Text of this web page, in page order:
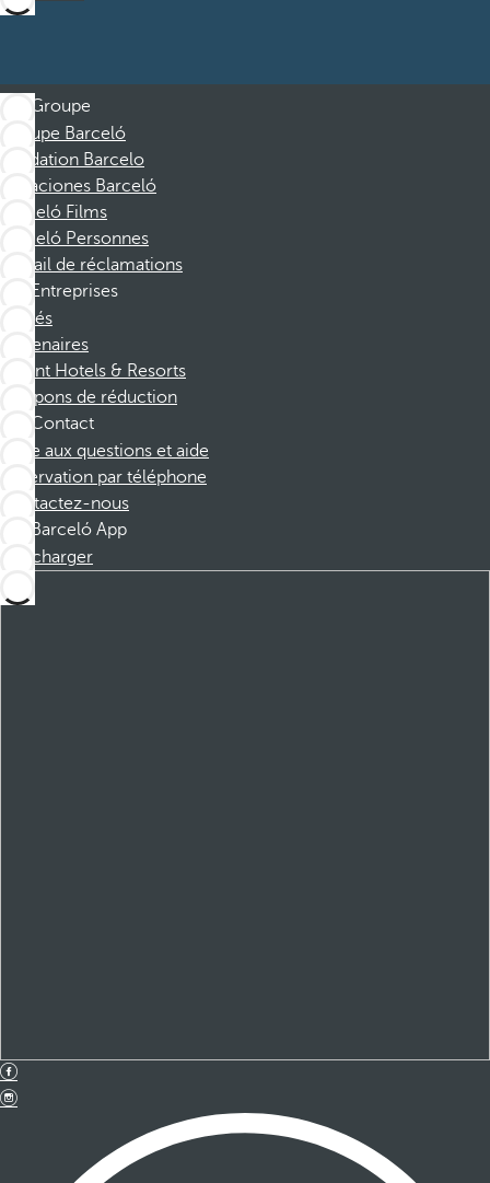
Groupe
Groupe Barceló
Fondation Barcelo
Vacaciones Barceló
Barceló Films
Barceló Personnes
Portail de réclamations
Entreprises
Affiliés
Partenaires
Dorint Hotels & Resorts
Coupons de réduction
Contact
Foire aux questions et aide
Réservation par téléphone
Contactez-nous
Barceló App
Télécharger